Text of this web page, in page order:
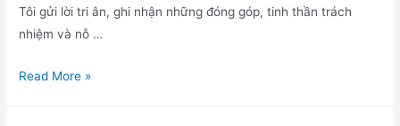
Tôi gửi lời tri ân, ghi nhận những đóng góp, tinh thần trách
nhiệm và nỗ …
Read More »